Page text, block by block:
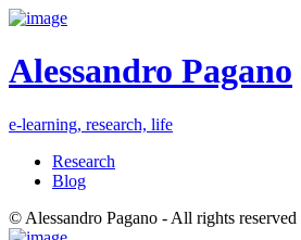
Alessandro Pagano
e-learning, research, life
Research
Blog
© Alessandro Pagano - All rights reserved